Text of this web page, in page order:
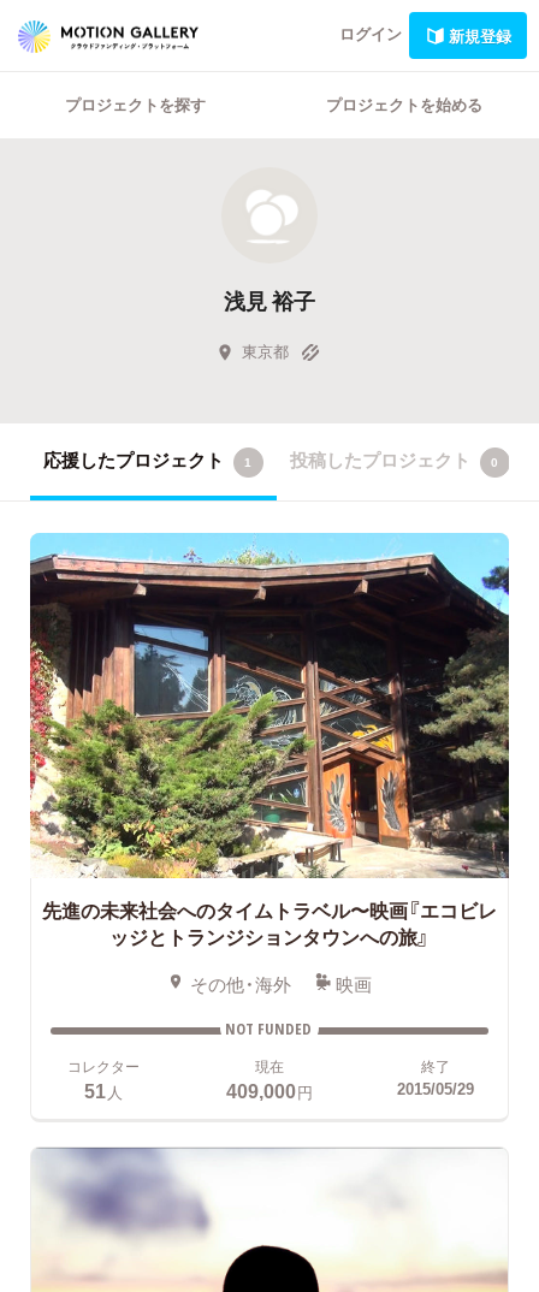
ログイン 新規登録
プロジェクトを探す プロジェクトを始める
浅見 裕子
東京都
応援したプロジェクト 1 投稿したプロジェクト 0
先進の未来社会へのタイムトラベル〜映画『エコビレ
ッジとトランジションタウンへの旅』
その他・海外 映画
NOT FUNDED
コレクター
51 人
現在
409,000円
終了
2015/05/29